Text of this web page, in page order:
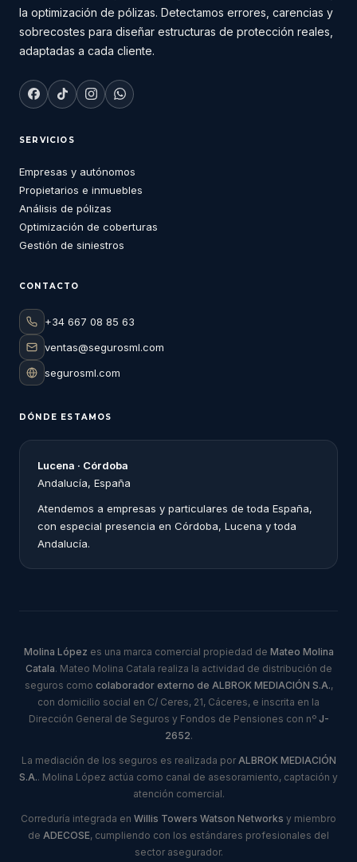
la optimización de pólizas. Detectamos errores, carencias y
sobrecostes para diseñar estructuras de protección reales,
adaptadas a cada cliente.
SERVICIOS
Empresas y autónomos
Propietarios e inmuebles
Análisis de pólizas
Optimización de coberturas
Gestión de siniestros
CONTACTO
+34 667 08 85 63
ventas@segurosml.com
segurosml.com
DÓNDE ESTAMOS
Lucena · Córdoba
Andalucía, España
Atendemos a empresas y particulares de toda España,
con especial presencia en Córdoba, Lucena y toda
Andalucía.
Molina López es una marca comercial propiedad de Mateo Molina
Catala. Mateo Molina Catala realiza la actividad de distribución de
seguros como colaborador externo de ALBROK MEDIACIÓN S.A.,
con domicilio social en C/ Ceres, 21, Cáceres, e inscrita en la
Dirección General de Seguros y Fondos de Pensiones con nº J-
2652.
La mediación de los seguros es realizada por ALBROK MEDIACIÓN
S.A.. Molina López actúa como canal de asesoramiento, captación y
atención comercial.
Correduría integrada en Willis Towers Watson Networks y miembro
de ADECOSE, cumpliendo con los estándares profesionales del
sector asegurador.